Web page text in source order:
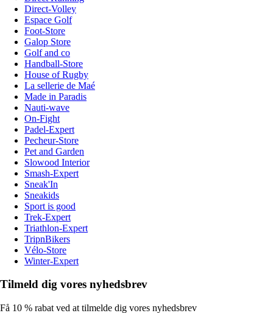
Direct-Volley
Espace Golf
Foot-Store
Galop Store
Golf and co
Handball-Store
House of Rugby
La sellerie de Maé
Made in Paradis
Nauti-wave
On-Fight
Padel-Expert
Pecheur-Store
Pet and Garden
Slowood Interior
Smash-Expert
Sneak'In
Sneakids
Sport is good
Trek-Expert
Triathlon-Expert
TripnBikers
Vélo-Store
Winter-Expert
Tilmeld dig vores nyhedsbrev
Få 10 % rabat ved at tilmelde dig vores nyhedsbrev